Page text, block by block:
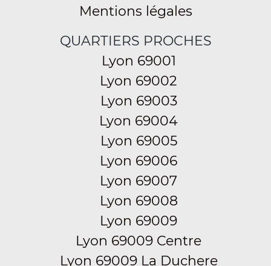
Mentions légales
QUARTIERS PROCHES
Lyon 69001
Lyon 69002
Lyon 69003
Lyon 69004
Lyon 69005
Lyon 69006
Lyon 69007
Lyon 69008
Lyon 69009
Lyon 69009 Centre
Lyon 69009 La Duchere